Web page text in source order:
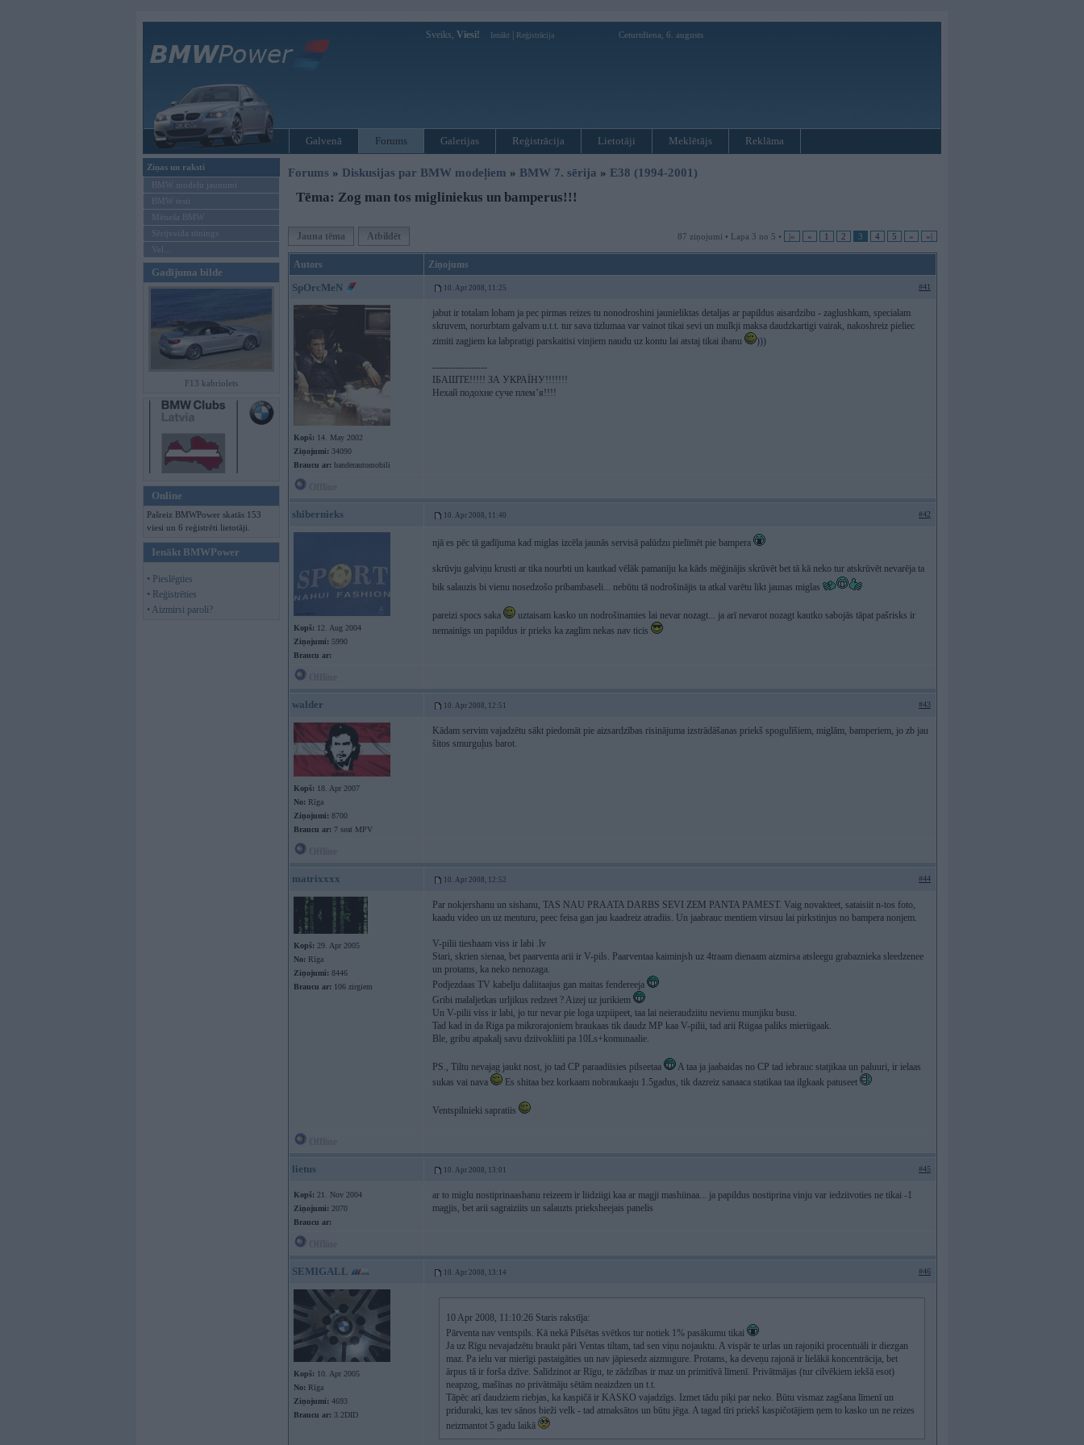
Sveiks, Viesi! Ienākt Reģistrācija Ceturtdiena, 6. augusts
Galvenā Forums Galerijas Reģistrācija Lietotāji Meklētājs Reklāma
Ziņas un raksti
BMW modeļu jaunumi
BMW testi
Mēneša BMW
Sērijveida tūnings
Vel...
Gadījuma bilde
F13 kabriolets
Online
Pašreiz BMWPower skatās 153
viesi un 6 reģistrēti lietotāji.
Ienākt BMWPower
• Pieslēgties
• Reģistrēties
• Aizmirsi paroli?
Forums » Diskusijas par BMW modeļiem » BMW 7. sērija » E38 (1994-2001)
Tēma: Zog man tos migliniekus un bamperus!!!
Jauna tēma Atbildēt 87 ziņojumi • Lapa 3 no 5 • |« « 1 2 3 4 5 » »|
Autors Ziņojums
SpOrcMeN 10. Apr 2008, 11:25 #41
Kopš: 14. May 2002
Ziņojumi: 34090
Braucu ar: banderautomobili
jabut ir totalam loham ja pec pirmas reizes tu nonodroshini jaunieliktas detaljas ar papildus aisardzibu - zaglushkam, specialam
skruvem, norurbtam galvam u.t.t. tur sava tizlumaa var vainot tikai sevi un mulkji maksa daudzkartigi vairak, nakoshreiz pieliec
zimiti zagjiem ka labpratigi parskaitisi vinjiem naudu uz kontu lai atstaj tikai ibanu
)))
-----------------
ІБАШТЕ!!!!! ЗА УКРАЇНУ!!!!!!!
Нехай подохне суче плем’я!!!!
shibernieks 10. Apr 2008, 11:40 #42
Kopš: 12. Aug 2004
Ziņojumi: 5990
Braucu ar:
njā es pēc tā gadījuma kad miglas izcēla jaunās servisā palūdzu pielīmēt pie bampera
skrūvju galviņu krusti ar tika nourbti un kautkad vēlāk pamanīju ka kāds mēģinājis skrūvēt bet tā kā neko tur atskrūvēt nevarēja ta
bik salauzis bi vienu nosedzošo pribambaseli... nebūtu tā nodrošinājis ta atkal varētu likt jaunas miglas
pareizi spocs saka
uztaisam kasko un nodrošinamies lai nevar nozagt... ja arī nevarot nozagt kautko sabojās tāpat pašrisks ir
nemainīgs un papildus ir prieks ka zaglim nekas nav ticis
walder 10. Apr 2008, 12:51 #43
Kopš: 18. Apr 2007
No: Rīga
Ziņojumi: 8700
Braucu ar: 7 seat MPV
Kādam servim vajadzētu sākt piedomāt pie aizsardzības risinājuma izstrādāšanas priekš spogulīšiem, miglām, bamperiem, jo zb jau
šitos smurguļus barot.
matrixxxx 10. Apr 2008, 12:52 #44
Kopš: 29. Apr 2005
No: Rīga
Ziņojumi: 8446
Braucu ar: 106 zirgiem
Par nokjershanu un sishanu, TAS NAU PRAATA DARBS SEVI ZEM PANTA PAMEST. Vaig novakteet, sataisiit n-tos foto,
kaadu video un uz menturu, peec feisa gan jau kaadreiz atradiis. Un jaabrauc mentiem virsuu lai pirkstinjus no bampera nonjem.
V-pilii tieshaam viss ir labi .lv
Stari, skrien sienaa, bet paarventa arii ir V-pils. Paarventaa kaiminjsh uz 4traam dienaam aizmirsa atsleegu grabaznieka sleedzenee
un protams, ka neko nenozaga.
Podjezdaas TV kabelju daliitaajus gan maitas fendereeja
Gribi malaljetkas urljikus redzeet ? Aizej uz jurikiem
Un V-pilii viss ir labi, jo tur nevar pie loga uzpiipeet, taa lai neieraudziitu nevienu munjiku busu.
Tad kad in da Riga pa mikrorajoniem braukaas tik daudz MP kaa V-pilii, tad arii Riigaa paliks mieriigaak.
Ble, gribu atpakalj savu dziivokliiti pa 10Ls+komunaalie.
PS., Tiltu nevajag jaukt nost, jo tad CP paraadiisies pilseetaa
A taa ja jaabaidas no CP tad iebrauc statjikaa un paluuri, ir ielaas
sukas vai nava
Es shitaa bez korkaam nobraukaaju 1.5gadus, tik dazreiz sanaaca statikaa taa ilgkaak patuseet
Ventspilnieki sapratiis
lietus 10. Apr 2008, 13:01 #45
Kopš: 21. Nov 2004
Ziņojumi: 2070
Braucu ar:
ar to miglu nostiprinaashanu reizeem ir liidziigi kaa ar magji mashiinaa... ja papildus nostiprina vinju var iedziivoties ne tikai -1
magjis, bet arii sagraiziits un salauzts prieksheejais panelis
SEMIGALL 10. Apr 2008, 13:14 #46
Kopš: 10. Apr 2005
No: Rīga
Ziņojumi: 4693
Braucu ar: 3.2DID
10 Apr 2008, 11:10:26 Staris rakstīja:
Pārventa nav ventspils. Kā nekā Pilsētas svētkos tur notiek 1% pasākumu tikai
Ja uz Rīgu nevajadzētu braukt pāri Ventas tiltam, tad sen viņu nojauktu. A vispār te urlas un rajoņiki procentuāli ir diezgan
maz. Pa ielu var mierīgi pastaigāties un nav jāpiesedz aizmugure. Protams, ka deveņu rajonā ir lielākā koncentrācija, bet
ārpus tā ir forša dzīve. Salīdzinot ar Rīgu, te zādzības ir maz un primitīvā līmenī. Privātmājas (tur cilvēkiem iekšā esot)
neapzog, mašīnas no privātmāju sētām neaizdzen un t.t.
Tāpēc arī daudziem riebjas, ka kaspičā ir KASKO vajadzīgs. Izmet tādu piķi par neko. Būtu vismaz zagšana līmenī un
priduraki, kas tev sānos bieži velk - tad atmaksātos un būtu jēga. A tagad tīri priekš kaspičotājiem ņem to kasko un ne reizes
neizmantot 5 gadu laikā